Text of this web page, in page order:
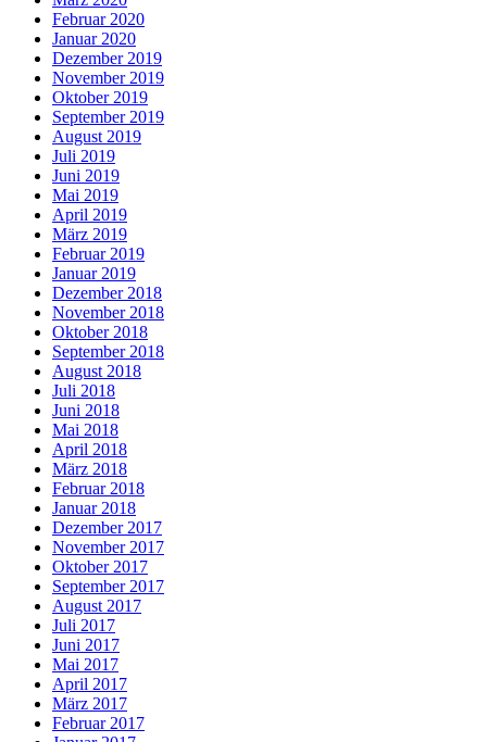
Februar 2020
Januar 2020
Dezember 2019
November 2019
Oktober 2019
September 2019
August 2019
Juli 2019
Juni 2019
Mai 2019
April 2019
März 2019
Februar 2019
Januar 2019
Dezember 2018
November 2018
Oktober 2018
September 2018
August 2018
Juli 2018
Juni 2018
Mai 2018
April 2018
März 2018
Februar 2018
Januar 2018
Dezember 2017
November 2017
Oktober 2017
September 2017
August 2017
Juli 2017
Juni 2017
Mai 2017
April 2017
März 2017
Februar 2017